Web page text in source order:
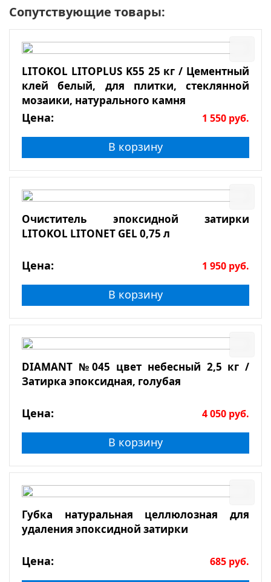
Сопутствующие товары:
LITOKOL LITOPLUS K55 25 кг / Цементный
клей белый, для плитки, стеклянной
мозаики, натурального камня
Цена: 1 550 руб.
В корзину
Очиститель эпоксидной затирки
LITOKOL LITONET GEL 0,75 л
Цена: 1 950 руб.
В корзину
DIAMANT №045 цвет небесный 2,5 кг /
Затирка эпоксидная, голубая
Цена: 4 050 руб.
В корзину
Губка натуральная целлюлозная для
удаления эпоксидной затирки
Цена: 685 руб.